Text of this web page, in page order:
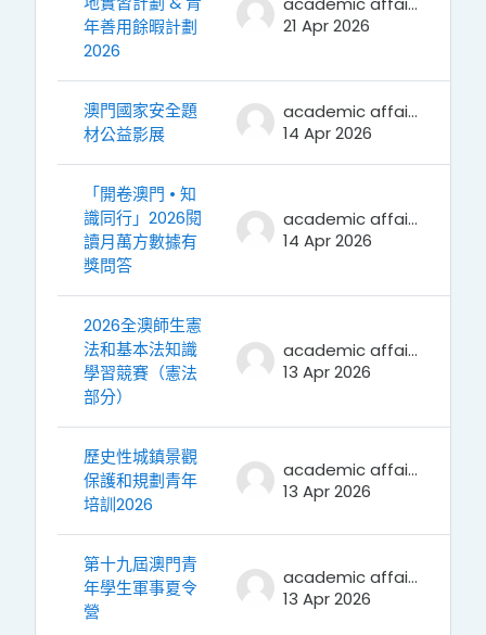
年善用餘暇計劃
2026
21 Apr 2026
澳門國家安全題
材公益影展
academic affairs
14 Apr 2026
「開卷澳門 • 知
識同行」2026閱
讀月萬方數據有
獎問答
academic affairs
14 Apr 2026
2026全澳師生憲
法和基本法知識
學習競賽（憲法
部分）
academic affairs
13 Apr 2026
歷史性城鎮景觀
保護和規劃青年
培訓2026
academic affairs
13 Apr 2026
第十九屆澳門青
年學生軍事夏令
營
academic affairs
13 Apr 2026